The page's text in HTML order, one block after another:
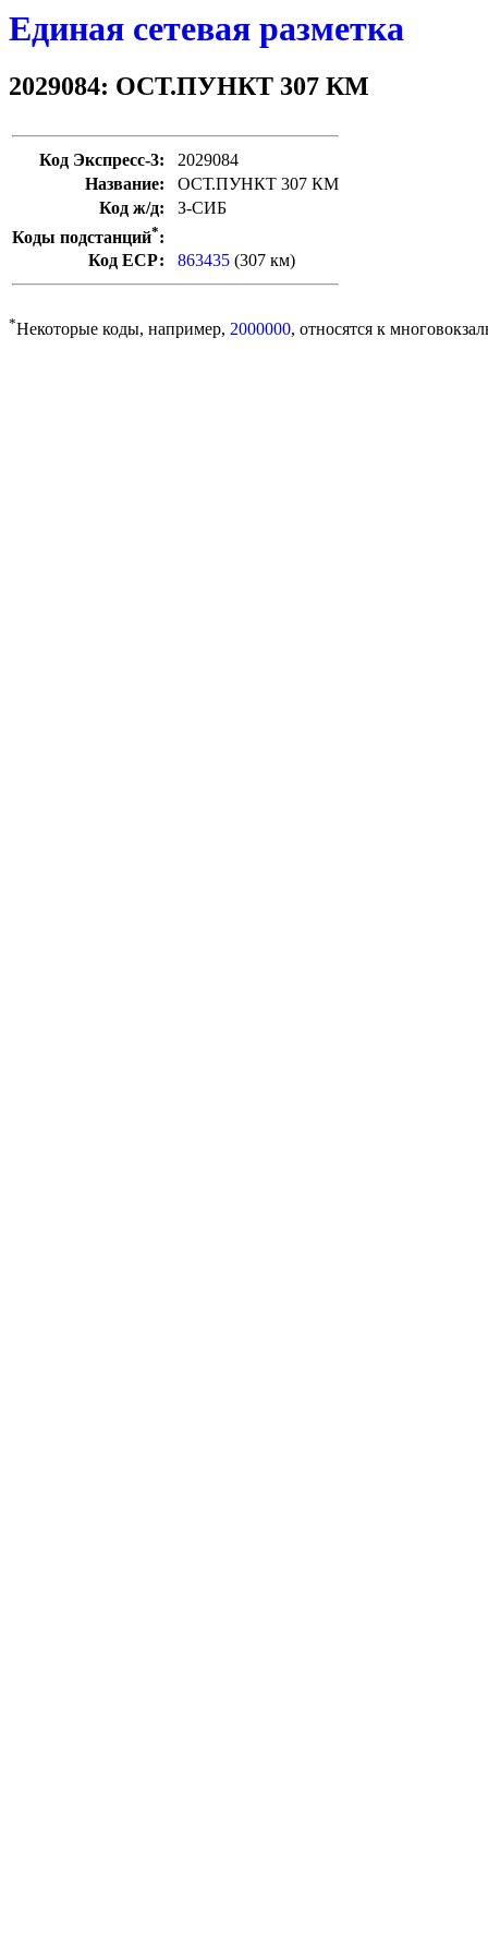
Единая сетевая разметка
2029084: ОСТ.ПУНКТ 307 КМ
Код Экспресс-3:
2029084
Название:
ОСТ.ПУНКТ 307 КМ
Код ж/д:
З-СИБ
Коды подстанций*:
Код ЕСР:
863435 (307 км)
*Некоторые коды, например, 2000000, относятся к